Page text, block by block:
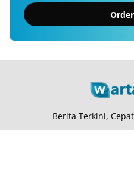
Berita Terkini,